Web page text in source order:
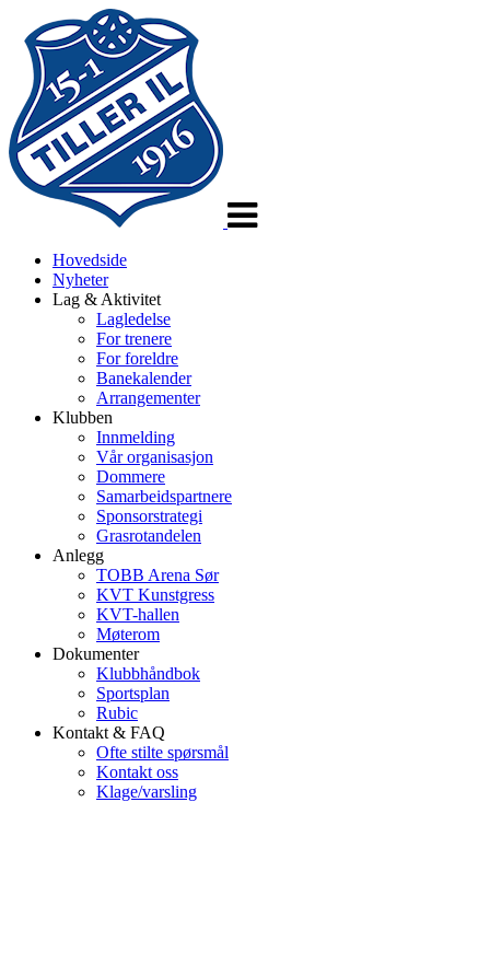
Hovedside
Nyheter
Lag & Aktivitet
Lagledelse
For trenere
For foreldre
Banekalender
Arrangementer
Klubben
Innmelding
Vår organisasjon
Dommere
Samarbeidspartnere
Sponsorstrategi
Grasrotandelen
Anlegg
TOBB Arena Sør
KVT Kunstgress
KVT-hallen
Møterom
Dokumenter
Klubbhåndbok
Sportsplan
Rubic
Kontakt & FAQ
Ofte stilte spørsmål
Kontakt oss
Klage/varsling